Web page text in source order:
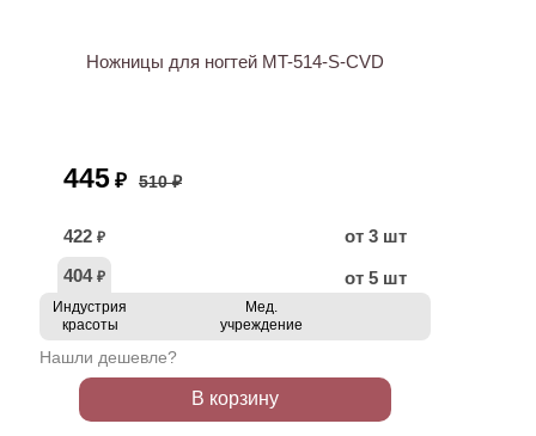
Ножницы для ногтей MT-514-S-CVD
445 ₽ 510 ₽
422 ₽
от 3 шт
404 ₽ от 5 шт
Индустрия
красоты
Мед.
учреждение
Нашли дешевле?
В корзину